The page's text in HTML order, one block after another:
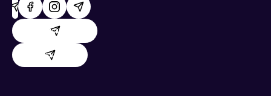
Поддержка AdHand
Поддержка Evido